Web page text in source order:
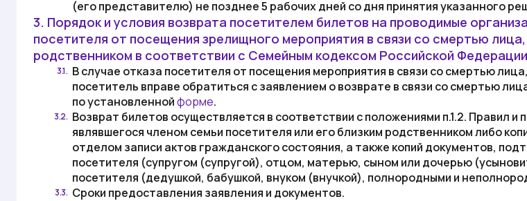
(его представителю) не позднее 5 рабочих дней со дня принятия указанного
3. Порядок и условия возврата посетителем билетов на проводимые
посетителя от посещения зрелищного мероприятия в связи со смертью
родственником в соответствии с Семейным кодексом Российской
3.1. В случае отказа посетителя от посещения мероприятия в связи со смертью
посетитель вправе обратиться с заявлением о возврате в связи со смертью
по установленнойформе.
3.2. Возврат билетов осуществляется в соответствии с положениями п.1.2. Правил и
являвшегося членом семьи посетителя или его близким родственником либо
отделом записи актов гражданского состояния, а также копий документов,
посетителя (супругом (супругой), отцом, матерью, сыном или дочерью
посетителя (дедушкой, бабушкой, внуком (внучкой), полнородными и
3.3. Сроки предоставления заявления и документов.